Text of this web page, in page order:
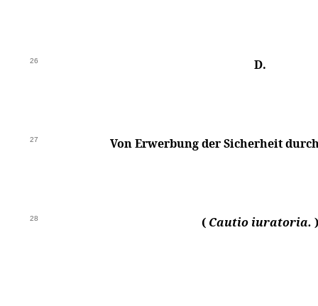
26 D.
27 Von Erwerbung der Sicherheit
28 (Cautio iuratoria. )